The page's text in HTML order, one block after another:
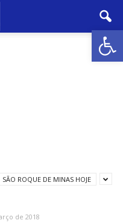
Abrir
SÃO ROQUE DE MINAS HOJE
de 2018